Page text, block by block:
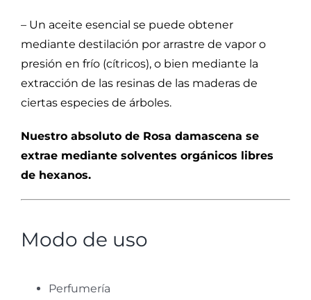
– Un aceite esencial se puede obtener
mediante destilación por arrastre de vapor o
presión en frío (cítricos), o bien mediante la
extracción de las resinas de las maderas de
ciertas especies de árboles.
Nuestro absoluto de Rosa damascena se
extrae mediante solventes orgánicos libres
de hexanos.
Modo de uso
Perfumería